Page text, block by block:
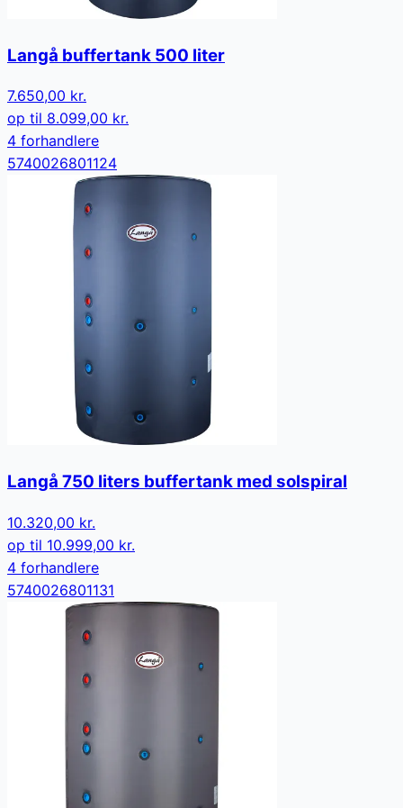
Langå buffertank 500 liter
7.650,00 kr.
op til 8.099,00 kr.
4 forhandlere
5740026801124
Langå 750 liters buffertank med solspiral
10.320,00 kr.
op til 10.999,00 kr.
4 forhandlere
5740026801131